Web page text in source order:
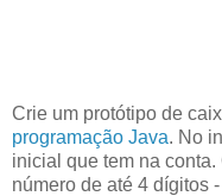
Crie um protótipo de
programação Java. No
inicial que tem na
número de até 4 dígitos